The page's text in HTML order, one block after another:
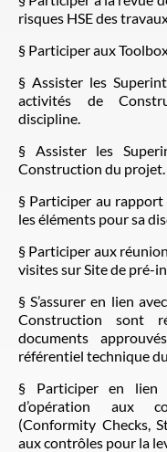
risques HSE des
§ Participer aux
§ Assister les
activités de
discipline.
§ Assister les
Construction du projet.
§ Participer au
les éléments pour sa
§ Participer aux
visites sur Site de pré-
§ S’assurer en lien
Construction sont
documents
référentiel technique
§ Participer en lien
d’opération aux
(Conformity Checks,
aux contrôles pour la